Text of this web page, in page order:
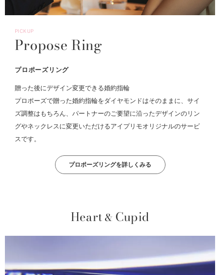
PICKUP
Propose Ring
プロポーズリング
贈った後にデザイン変更できる婚約指輪
プロポーズで贈った婚約指輪をダイヤモンドはそのままに、サイ
ズ調整はもちろん、パートナーのご要望に沿ったデザインのリン
グやネックレスに変更いただけるアイプリモオリジナルのサービ
スです。
プロポーズリングを詳しくみる
Heart& Cupid